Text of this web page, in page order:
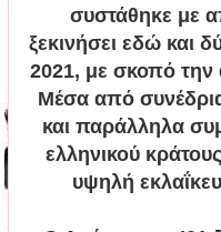
συστάθηκε με
ξεκινήσει εδώ και
2021, με σκοπό την
Μέσα από
και παράλληλα
ελληνικού
υψηλή